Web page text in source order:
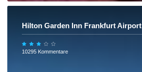
Hilton Garden Inn Frankfurt Airport
10295 Kommentare